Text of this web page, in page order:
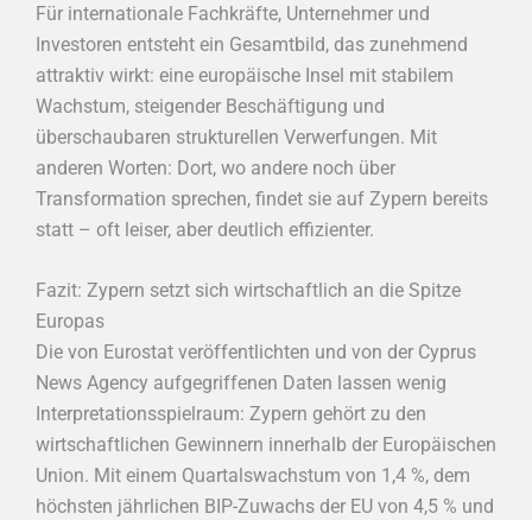
Für internationale Fachkräfte, Unternehmer und
Investoren entsteht ein Gesamtbild, das zunehmend
attraktiv wirkt: eine europäische Insel mit stabilem
Wachstum, steigender Beschäftigung und
überschaubaren strukturellen Verwerfungen. Mit
anderen Worten: Dort, wo andere noch über
Transformation sprechen, findet sie auf Zypern bereits
statt – oft leiser, aber deutlich effizienter.
Fazit: Zypern setzt sich wirtschaftlich an die Spitze
Europas
Die von Eurostat veröffentlichten und von der Cyprus
News Agency aufgegriffenen Daten lassen wenig
Interpretationsspielraum: Zypern gehört zu den
wirtschaftlichen Gewinnern innerhalb der Europäischen
Union. Mit einem Quartalswachstum von 1,4 %, dem
höchsten jährlichen BIP-Zuwachs der EU von 4,5 % und